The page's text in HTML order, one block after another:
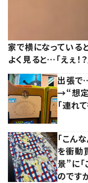
家で横になっている
よく見ると…「えぇ！
出張で
→“想定
「連れ
「こん
を衝動
景”に
のですか